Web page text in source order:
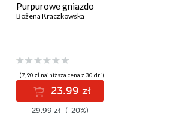
Purpurowe gniazdo
Bożena Kraczkowska
(7,90 zł najniższa cena z 30 dni)
23.99 zł
29.99 zł (-20%)